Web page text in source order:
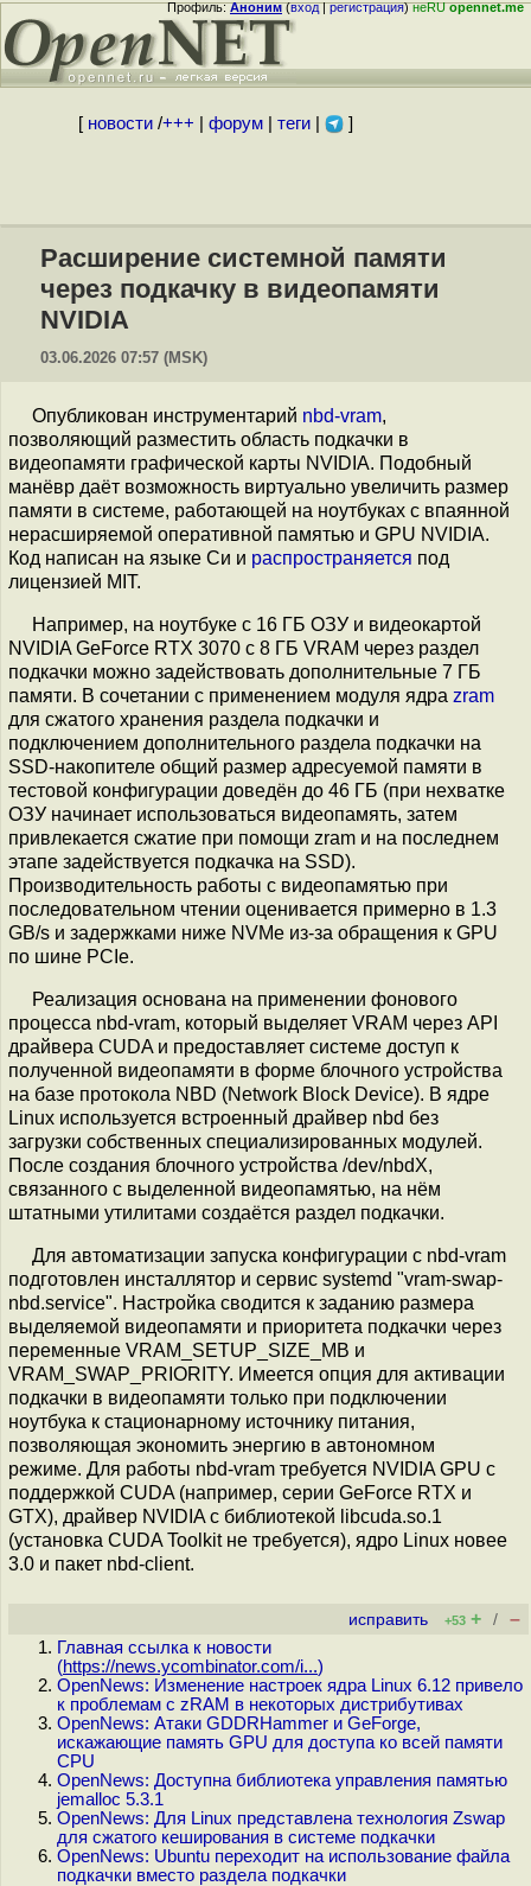
Профиль:Аноним(вход|регистрация)неRUopennet.me
[ новости/+++ форум| теги| ]
Расширение системной памяти
через подкачку в видеопамяти
NVIDIA
03.06.2026 07:57 (MSK)
Опубликован инструментарий nbd-vram,
позволяющий разместить область подкачки в
видеопамяти графической карты NVIDIA. Подобный
манёвр даёт возможность виртуально увеличить размер
памяти в системе, работающей на ноутбуках с впаянной
нерасширяемой оперативной памятью и GPU NVIDIA.
Код написан на языке Си и распространяется под
лицензией MIT.
Например, на ноутбуке с 16 ГБ ОЗУ и видеокартой
NVIDIA GeForce RTX 3070 с 8 ГБ VRAM через раздел
подкачки можно задействовать дополнительные 7 ГБ
памяти. В сочетании с применением модуля ядра zram
для сжатого хранения раздела подкачки и
подключением дополнительного раздела подкачки на
SSD-накопителе общий размер адресуемой памяти в
тестовой конфигурации доведён до 46 ГБ (при нехватке
ОЗУ начинает использоваться видеопамять, затем
привлекается сжатие при помощи zram и на последнем
этапе задействуется подкачка на SSD).
Производительность работы с видеопамятью при
последовательном чтении оценивается примерно в 1.3
GB/s и задержками ниже NVMe из-за обращения к GPU
по шине PCIe.
Реализация основана на применении фонового
процесса nbd-vram, который выделяет VRAM через API
драйвера CUDA и предоставляет системе доступ к
полученной видеопамяти в форме блочного устройства
на базе протокола NBD (Network Block Device). В ядре
Linux используется встроенный драйвер nbd без
загрузки собственных специализированных модулей.
После создания блочного устройства /dev/nbdX,
связанного с выделенной видеопамятью, на нём
штатными утилитами создаётся раздел подкачки.
Для автоматизации запуска конфигурации с nbd-vram
подготовлен инсталлятор и сервис systemd "vram-swap-
nbd.service". Настройка сводится к заданию размера
выделяемой видеопамяти и приоритета подкачки через
переменные VRAM_SETUP_SIZE_MB и
VRAM_SWAP_PRIORITY. Имеется опция для активации
подкачки в видеопамяти только при подключении
ноутбука к стационарному источнику питания,
позволяющая экономить энергию в автономном
режиме. Для работы nbd-vram требуется NVIDIA GPU c
поддержкой CUDA (например, серии GeForce RTX и
GTX), драйвер NVIDIA с библиотекой libcuda.so.1
(установка CUDA Toolkit не требуется), ядро Linux новее
3.0 и пакет nbd-client.
исправить +53 + / –
Главная ссылка к новости
(https://news.ycombinator.com/i...)
OpenNews: Изменение настроек ядра Linux 6.12 привело
к проблемам c zRAM в некоторых дистрибутивах
OpenNews: Атаки GDDRHammer и GeForge,
искажающие память GPU для доступа ко всей памяти
CPU
OpenNews: Доступна библиотека управления памятью
jemalloc 5.3.1
OpenNews: Для Linux представлена технология Zswap
для сжатого кеширования в системе подкачки
OpenNews: Ubuntu переходит на использование файла
подкачки вместо раздела подкачки